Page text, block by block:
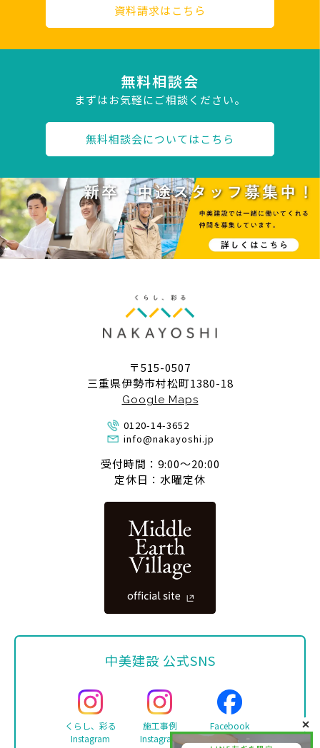
資料請求はこちら
無料相談会
まずはお気軽にご相談ください。
無料相談会についてはこちら
〒515-0507
三重県伊勢市村松町1380-18
Google Maps
0120-14-3652
info@nakayoshi.jp
受付時間：9:00〜20:00
定休日：水曜定休
中美建設 公式SNS
くらし、彩る
Instagram
施工事例
Instagram
Facebook